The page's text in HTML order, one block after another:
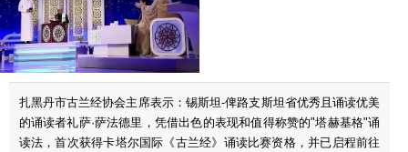
扎黑丹市古兰经协会主席表示：锡斯坦-俾路支斯坦省优秀且诵读优美
的诵读者礼萨·萨法德里，凭借出色的表现和值得称赞的"塔赫基格"诵
读法，首次获得卡塔尔国际《古兰经》诵读比赛资格，并已启程前往